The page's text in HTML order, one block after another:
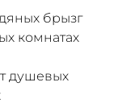
брызг
комнатах
душевых